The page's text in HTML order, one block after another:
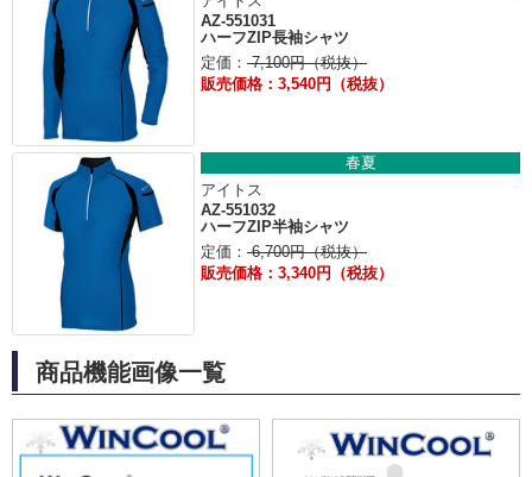
AZ-551031
ハーフZIP長袖シャツ
定価： 7,100円（税抜）
販売価格：3,540円（税抜）
春夏
アイトス
AZ-551032
ハーフZIP半袖シャツ
定価： 6,700円（税抜）
販売価格：3,340円（税抜）
商品機能画像一覧